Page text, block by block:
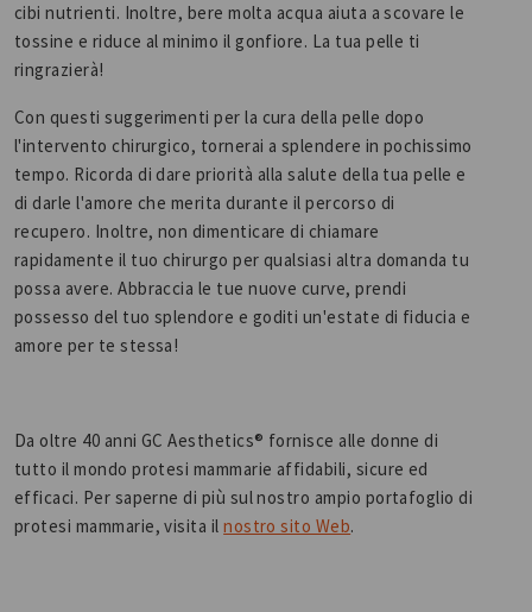
cibi nutrienti. Inoltre, bere molta acqua aiuta a scovare le
tossine e riduce al minimo il gonfiore. La tua pelle ti
ringrazierà!
Con questi suggerimenti per la cura della pelle dopo
l'intervento chirurgico, tornerai a splendere in pochissimo
tempo. Ricorda di dare priorità alla salute della tua pelle e
di darle l'amore che merita durante il percorso di
recupero. Inoltre, non dimenticare di chiamare
rapidamente il tuo chirurgo per qualsiasi altra domanda tu
possa avere. Abbraccia le tue nuove curve, prendi
possesso del tuo splendore e goditi un'estate di fiducia e
amore per te stessa!
Da oltre 40 anni GC Aesthetics® fornisce alle donne di
tutto il mondo protesi mammarie affidabili, sicure ed
efficaci. Per saperne di più sul nostro ampio portafoglio di
protesi mammarie, visita ilnostro sito Web.